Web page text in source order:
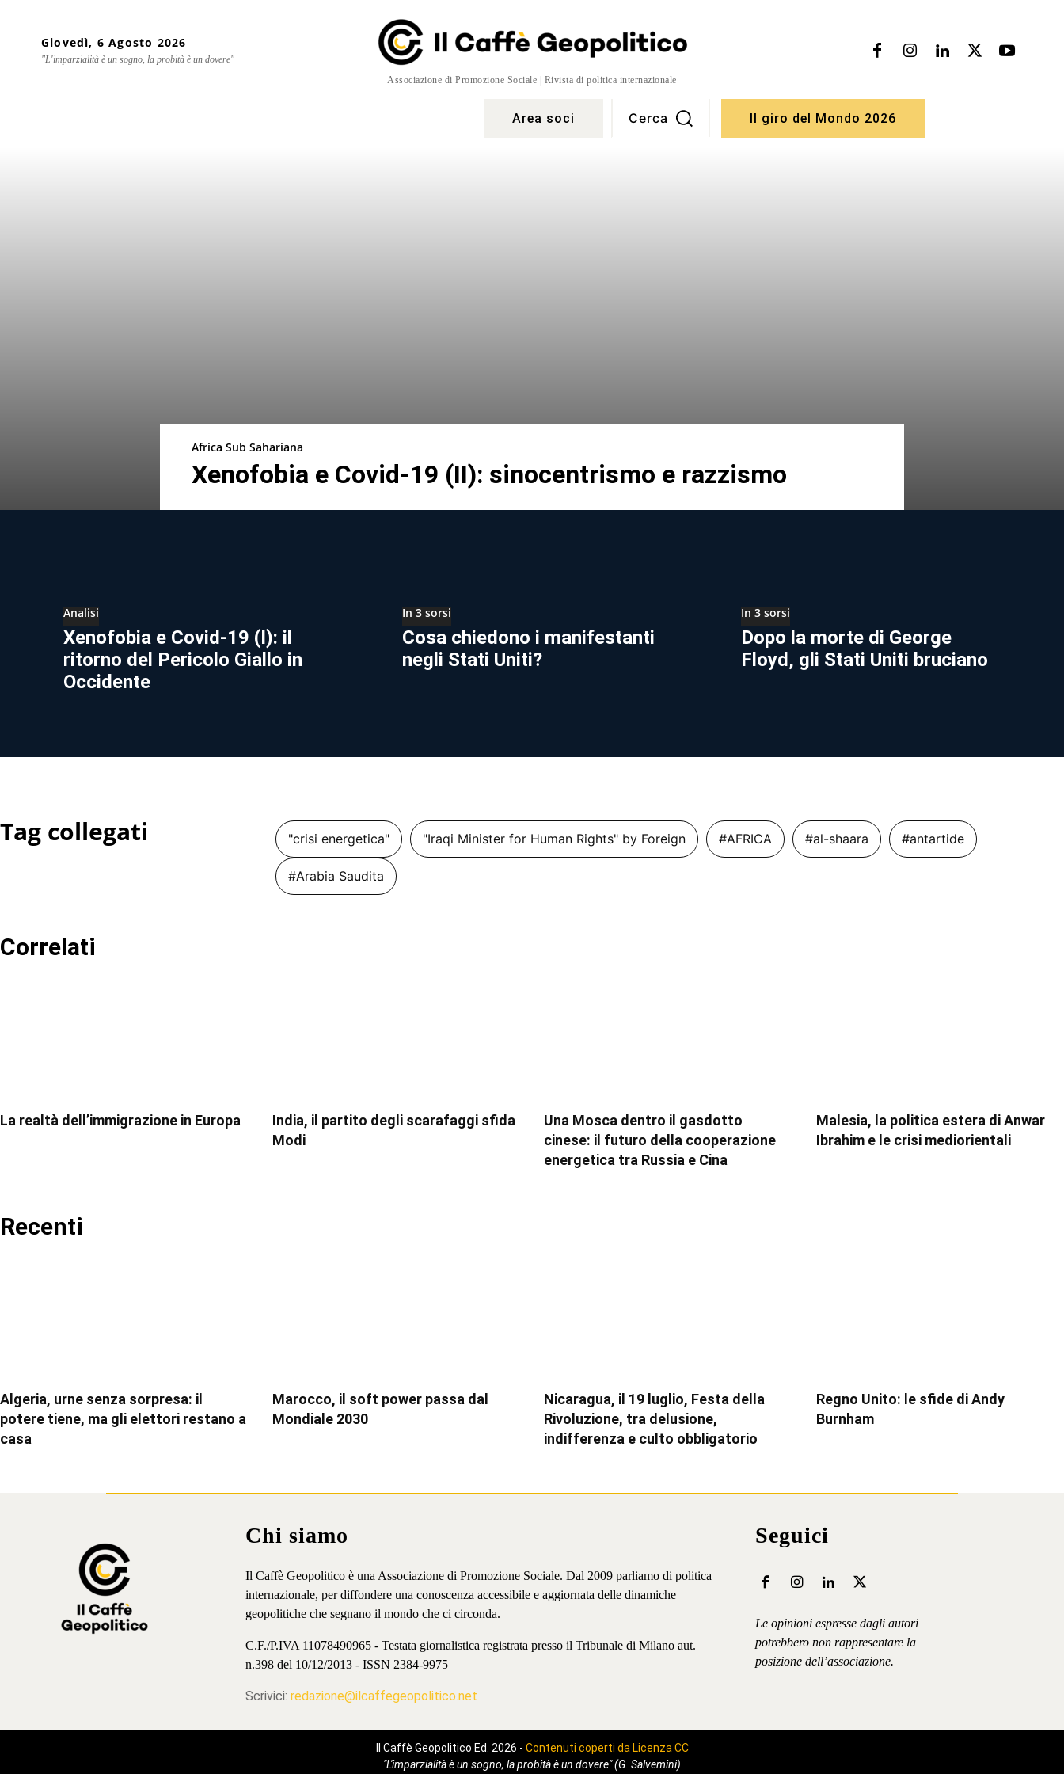
Giovedì, 6 Agosto 2026
"L'imparzialità è un sogno, la probità è un dovere"
Associazione di Promozione Sociale | Rivista di politica internazionale
Area soci Cerca Il giro del Mondo 2026
Africa Sub Sahariana
Xenofobia e Covid-19 (II): sinocentrismo e razzismo
Analisi
Xenofobia e Covid-19 (I): il
ritorno del Pericolo Giallo in
Occidente
In 3 sorsi
Cosa chiedono i manifestanti
negli Stati Uniti?
In 3 sorsi
Dopo la morte di George
Floyd, gli Stati Uniti bruciano
Tag collegati "crisi energetica" "Iraqi Minister for Human Rights" by Foreign #AFRICA #al-shaara #antartide
#Arabia Saudita
Correlati
La realtà dell’immigrazione in Europa
India, il partito degli scarafaggi sfida
Modi
Una Mosca dentro il gasdotto
cinese: il futuro della cooperazione
energetica tra Russia e Cina
Malesia, la politica estera di Anwar
Ibrahim e le crisi mediorientali
Recenti
Algeria, urne senza sorpresa: il
potere tiene, ma gli elettori restano a
casa
Marocco, il soft power passa dal
Mondiale 2030
Nicaragua, il 19 luglio, Festa della
Rivoluzione, tra delusione,
indifferenza e culto obbligatorio
Regno Unito: le sfide di Andy
Burnham
Chi siamo
Il Caffè Geopolitico è una Associazione di Promozione Sociale. Dal 2009 parliamo di politica
internazionale, per diffondere una conoscenza accessibile e aggiornata delle dinamiche
geopolitiche che segnano il mondo che ci circonda.
C.F./P.IVA 11078490965 - Testata giornalistica registrata presso il Tribunale di Milano aut.
n.398 del 10/12/2013 - ISSN 2384-9975
Scrivici: redazione@ilcaffegeopolitico.net
Seguici
Le opinioni espresse dagli autori
potrebbero non rappresentare la
posizione dell’associazione.
Il Caffè Geopolitico Ed. 2026 - Contenuti coperti da Licenza CC
"L'imparzialità è un sogno, la probità è un dovere" (G. Salvemini)